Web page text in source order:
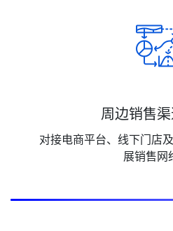
周边销售
对接电商平台、线下门店
展销售网